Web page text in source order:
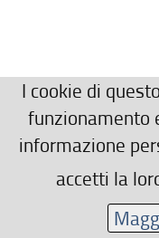
I cookie di
funzionamento
informazione
accetti la